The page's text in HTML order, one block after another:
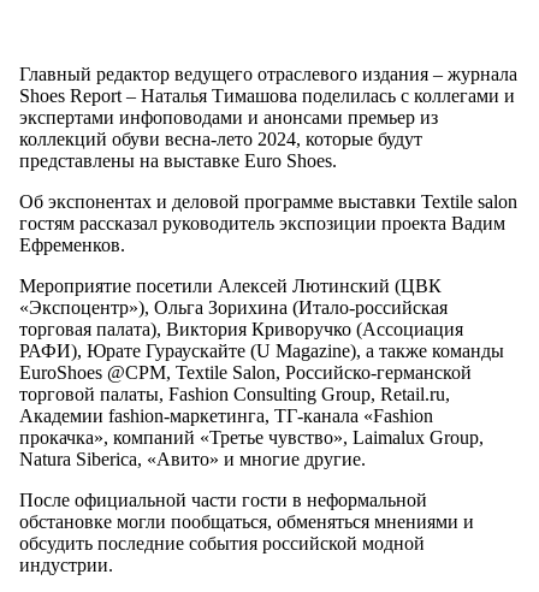
Главный редактор ведущего отраслевого издания – журнала
Shoes Report – Наталья Тимашова поделилась с коллегами и
экспертами инфоповодами и анонсами премьер из
коллекций обуви весна-лето 2024, которые будут
представлены на выставке Euro Shoes.
Об экспонентах и деловой программе выставки Textile salon
гостям рассказал руководитель экспозиции проекта Вадим
Ефременков.
Мероприятие посетили Алексей Лютинский (ЦВК
«Экспоцентр»), Ольга Зорихина (Итало-российская
торговая палата), Виктория Криворучко (Ассоциация
РАФИ), Юрате Гураускайте (U Magazine), а также команды
EuroShoes @CPM, Textile Salon, Российско-германской
торговой палаты, Fashion Consulting Group, Retail.ru,
Академии fashion-маркетинга, ТГ-канала «Fashion
прокачка», компаний «Третье чувство», Laimalux Group,
Natura Siberica, «Авито» и многие другие.
После официальной части гости в неформальной
обстановке могли пообщаться, обменяться мнениями и
обсудить последние события российской модной
индустрии.